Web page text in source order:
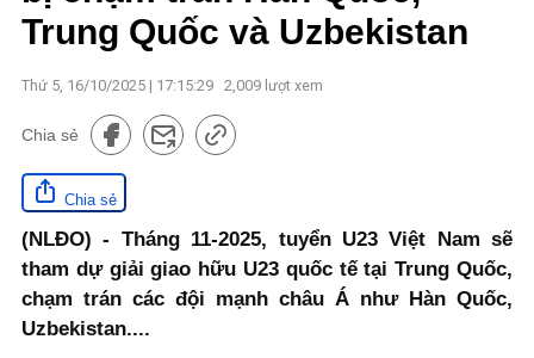
Trung Quốc và Uzbekistan
Thứ 5, 16/10/2025 | 17:15:29 2,009 lượt xem
Chia sẻ
Chia sẻ
(NLĐO) - Tháng 11-2025, tuyển U23 Việt Nam sẽ
tham dự giải giao hữu U23 quốc tế tại Trung Quốc,
chạm trán các đội mạnh châu Á như Hàn Quốc,
Uzbekistan....